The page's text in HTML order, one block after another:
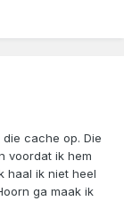
cache op. Die
voordat ik hem
haal ik niet heel
ga maak ik